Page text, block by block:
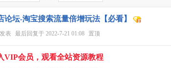
论坛-淘宝搜索流量倍增玩法【必看】
发表 最后回复于 2022-7-21 01:08 置顶
VIP会员，观看全站资源教程